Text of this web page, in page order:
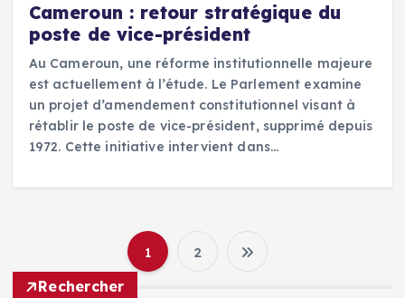
Cameroun : retour stratégique du
poste de vice-président
Au Cameroun, une réforme institutionnelle majeure
est actuellement à l’étude. Le Parlement examine
un projet d’amendement constitutionnel visant à
rétablir le poste de vice-président, supprimé depuis
1972. Cette initiative intervient dans…
P
1 2
Rechercher